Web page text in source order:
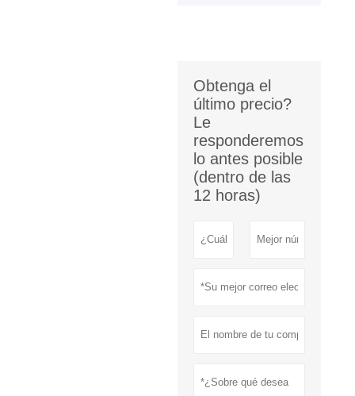
Obtenga el
último precio?
Le
responderemos
lo antes posible
(dentro de las
12 horas)